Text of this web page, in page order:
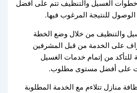
الغسيل والتنظيف تتم على أفضل
للنتيجة المرغوب فيها.
والتنظيف من خلال وضع الخطة
على الخدمة من قبل المشرفين
للتأكد من إتمام خدمات الغسيل
على أفضل مستوى مطلوب.
تتلاءم مع الخدمة المطلوبة